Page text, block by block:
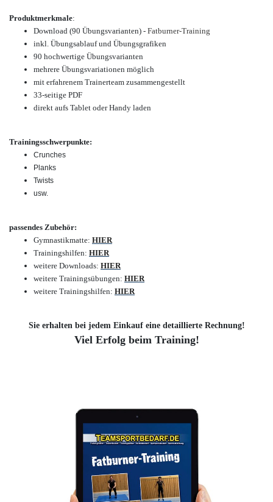
Produktmerkmale:
Download (90 Übungsvarianten) - Fatburner-Training
inkl. Übungsablauf und Übungsgrafiken
90 hochwertige Übungsvarianten
mehrere Übungsvariationen möglich
mit erfahrenem Trainerteam zusammengestellt
33-seitige PDF
direkt aufs Tablet oder Handy laden
Trainingsschwerpunkte:
Crunches
Planks
Twists
usw.
passendes Zubehör:
Gymnastikmatte: HIER
Trainingshilfen: HIER
weitere Downloads: HIER
weitere Trainingsübungen: HIER
weitere Trainingshilfen: HIER
Sie erhalten bei jedem Einkauf eine detaillierte Rechnung!
Viel Erfolg beim Training!